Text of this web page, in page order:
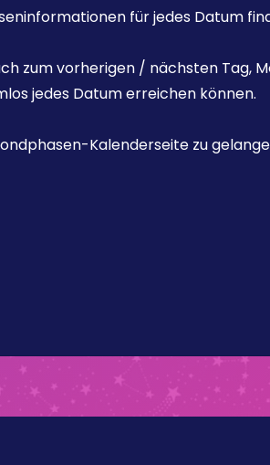
für jedes Datum
zum vorherigen / nächsten Tag,
jedes Datum erreichen können.
Kalenderseite zu